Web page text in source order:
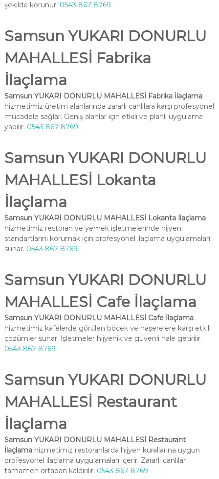
şekilde korunur. 0543 867 8769
Samsun YUKARI DONURLU
MAHALLESİ Fabrika
İlaçlama
Samsun YUKARI DONURLU MAHALLESİ Fabrika İlaçlama
hizmetimiz üretim alanlarında zararlı canlılara karşı profesyonel
mücadele sağlar. Geniş alanlar için etkili ve planlı uygulama
yapılır. 0543 867 8769
Samsun YUKARI DONURLU
MAHALLESİ Lokanta
İlaçlama
Samsun YUKARI DONURLU MAHALLESİ Lokanta İlaçlama
hizmetimiz restoran ve yemek işletmelerinde hijyen
standartlarını korumak için profesyonel ilaçlama uygulamaları
sunar. 0543 867 8769
Samsun YUKARI DONURLU
MAHALLESİ Cafe İlaçlama
Samsun YUKARI DONURLU MAHALLESİ Cafe İlaçlama
hizmetimiz kafelerde görülen böcek ve haşerelere karşı etkili
çözümler sunar. İşletmeler hijyenik ve güvenli hale getirilir.
0543 867 8769
Samsun YUKARI DONURLU
MAHALLESİ Restaurant
İlaçlama
Samsun YUKARI DONURLU MAHALLESİ Restaurant
İlaçlamahizmetimiz restoranlarda hijyen kurallarına uygun
profesyonel ilaçlama uygulamaları içerir. Zararlı canlılar
tamamen ortadan kaldırılır. 0543 867 8769